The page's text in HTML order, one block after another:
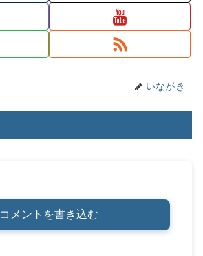
いながき
コメントを書き込む